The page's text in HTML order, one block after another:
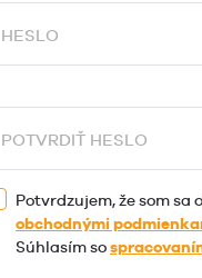
HESLO
POTVRDIŤ HESLO
Potvrdzujem, že som sa
obchodnými
Súhlasím so